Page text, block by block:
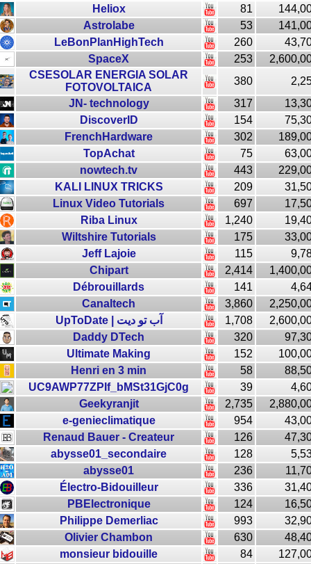
Heliox
81
Astrolabe
53
LeBonPlanHighTech
260
SpaceX
253
CSESOLAR ENERGIA SOLAR
FOTOVOLTAICA
380
JN- technology
317
DiscoverID
154
FrenchHardware
302
TopAchat
75
nowtech.tv
443
KALI LINUX TRICKS
209
Linux Video Tutorials
697
Riba Linux
1,240
Wiltshire Tutorials
175
Jeff Lajoie
115
Chipart
2,414
Débrouillards
141
Canaltech
3,860
UpToDate | آب تو ديت
1,708
Daddy DTech
320
Ultimate Making
152
Henri en 3 min
58
UC9AWP77ZPIf_bMSt31GjC0g
39
Geekyranjit
2,735
e-genieclimatique
954
Renaud Bauer - Createur
126
abysse01_secondaire
128
abysse01
236
Électro-Bidouilleur
336
PBElectronique
124
Philippe Demerliac
993
Olivier Chambon
630
monsieur bidouille
84